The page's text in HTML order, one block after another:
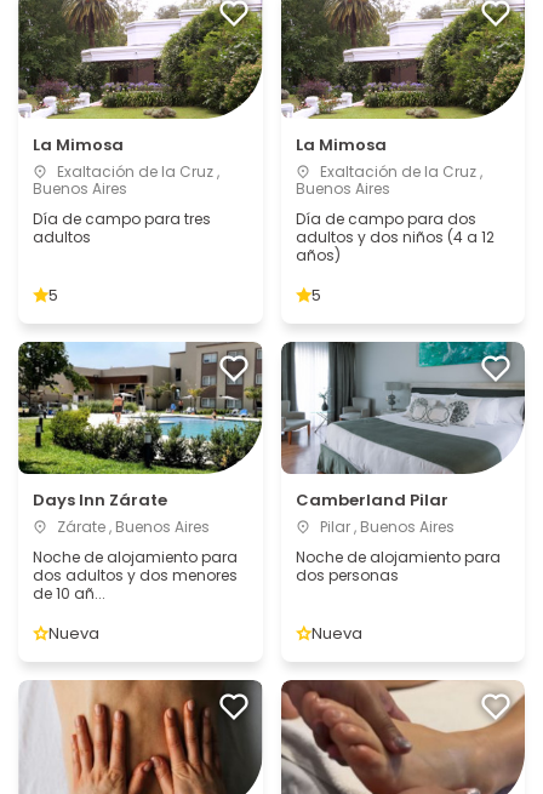
La Mimosa
Exaltación de la Cruz ,
Buenos Aires
Día de campo para tres
adultos
5
La Mimosa
Exaltación de la Cruz ,
Buenos Aires
Día de campo para dos
adultos y dos niños (4 a 12
años)
5
Days Inn Zárate
Zárate , Buenos Aires
Noche de alojamiento para
dos adultos y dos menores
de 10 añ...
Nueva
Camberland Pilar
Pilar , Buenos Aires
Noche de alojamiento para
dos personas
Nueva